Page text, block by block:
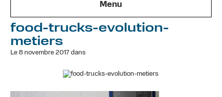
Menu
food-trucks-evolution-
metiers
Le 8 novembre 2017 dans